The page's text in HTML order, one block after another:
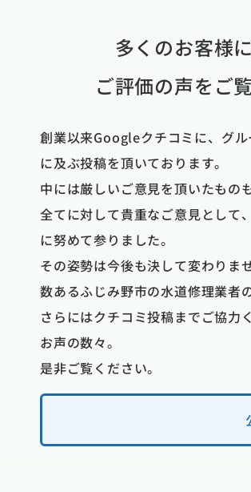
い時間でした
ても助かりまし
や使い方のアド
ったです。あり
杉本佳美
トイレの水漏れで
部品が無いと言う
いという事で 見積
後日見積もりが届
も親切で すぐに来
竹中さんが とて
でお願いしまし
説明してくれて
多くのお客様
ご評価の声をご
創業以来Googleクチコミに、グ
に及ぶ投稿を頂いております。
中には厳しいご意見を頂いたもの
全てに対して貴重なご意見として
に努めて参りました。
その姿勢は今後も決して変わりま
数あるふじみ野市の水道修理業者
さらにはクチコミ投稿までご協力
お声の数々。
是非ご覧ください。